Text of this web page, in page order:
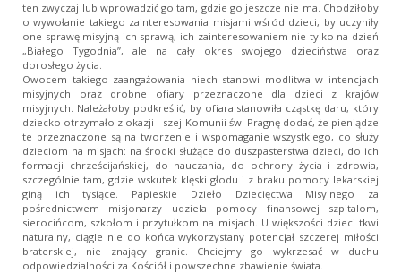
ten zwyczaj lub wprowadzić go tam, gdzie go jeszcze nie ma. Chodziłoby
o wywołanie takiego zainteresowania misjami wśród dzieci, by uczyniły
one sprawę misyjną ich sprawą, ich zainteresowaniem nie tylko na dzień
„Białego Tygodnia”, ale na cały okres swojego dzieciństwa oraz
dorosłego życia.
Owocem takiego zaangażowania niech stanowi modlitwa w intencjach
misyjnych oraz drobne ofiary przeznaczone dla dzieci z krajów
misyjnych. Należałoby podkreślić, by ofiara stanowiła cząstkę daru, który
dziecko otrzymało z okazji I-szej Komunii św. Pragnę dodać, że pieniądze
te przeznaczone są na tworzenie i wspomaganie wszystkiego, co służy
dzieciom na misjach: na środki służące do duszpasterstwa dzieci, do ich
formacji chrześcijańskiej, do nauczania, do ochrony życia i zdrowia,
szczególnie tam, gdzie wskutek klęski głodu i z braku pomocy lekarskiej
giną ich tysiące. Papieskie Dzieło Dziecięctwa Misyjnego za
pośrednictwem misjonarzy udziela pomocy finansowej szpitalom,
sierocińcom, szkołom i przytułkom na misjach. U większości dzieci tkwi
naturalny, ciągle nie do końca wykorzystany potencjał szczerej miłości
braterskiej, nie znający granic. Chciejmy go wykrzesać w duchu
odpowiedzialności za Kościół i powszechne zbawienie świata.